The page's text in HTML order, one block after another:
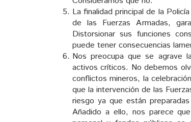
La finalidad principal de la
de las Fuerzas Armadas,
Distorsionar sus funciones
puede tener consecuencias
Nos preocupa que se agrave
activos críticos. No debemos
conflictos mineros, la
que la intervención de las
riesgo ya que están
Añadido a ello, nos parece